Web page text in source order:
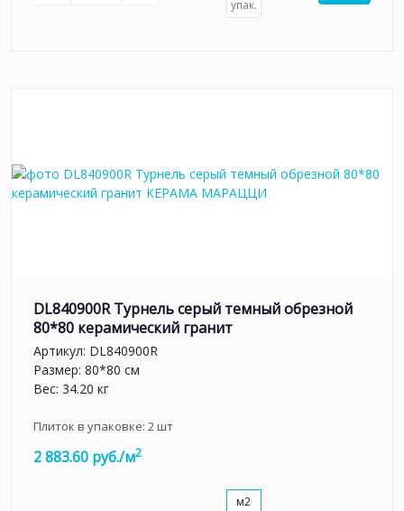
упак.
DL840900R Турнель серый темный обрезной
80*80 керамический гранит
Артикул: DL840900R
Размер: 80*80 см
Вес: 34.20 кг
Плиток в упаковке: 2шт
2 883.60 руб./м2
м2